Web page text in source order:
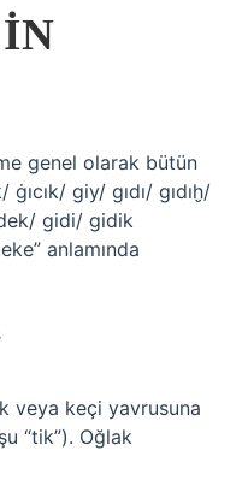
genel olarak bütün
giy/ gıdı/ gıdıḫ/
gidi/ gidik
anlamında
veya keçi yavrusuna
“tik”). Oğlak